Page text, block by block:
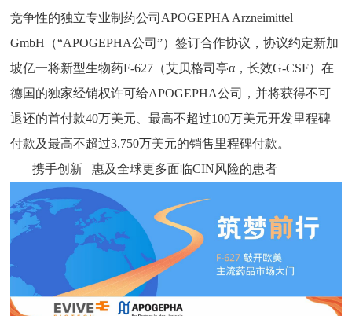
竞争性的独立专业制药公司APOGEPHA Arzneimittel
GmbH（“APOGEPHA公司”）签订合作协议，协议约定新加
坡亿一将新型生物药F-627（艾贝格司亭α，长效G-CSF）在
德国的独家经销权许可给APOGEPHA公司，并将获得不可
退还的首付款40万美元、最高不超过100万美元开发里程碑
付款及最高不超过3,750万美元的销售里程碑付款。
携手创新 惠及全球更多面临CIN风险的患者